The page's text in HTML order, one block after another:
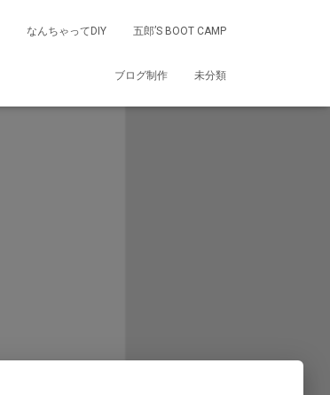
なんちゃってDIY 五郎’S BOOT CAMP
ブログ制作 未分類